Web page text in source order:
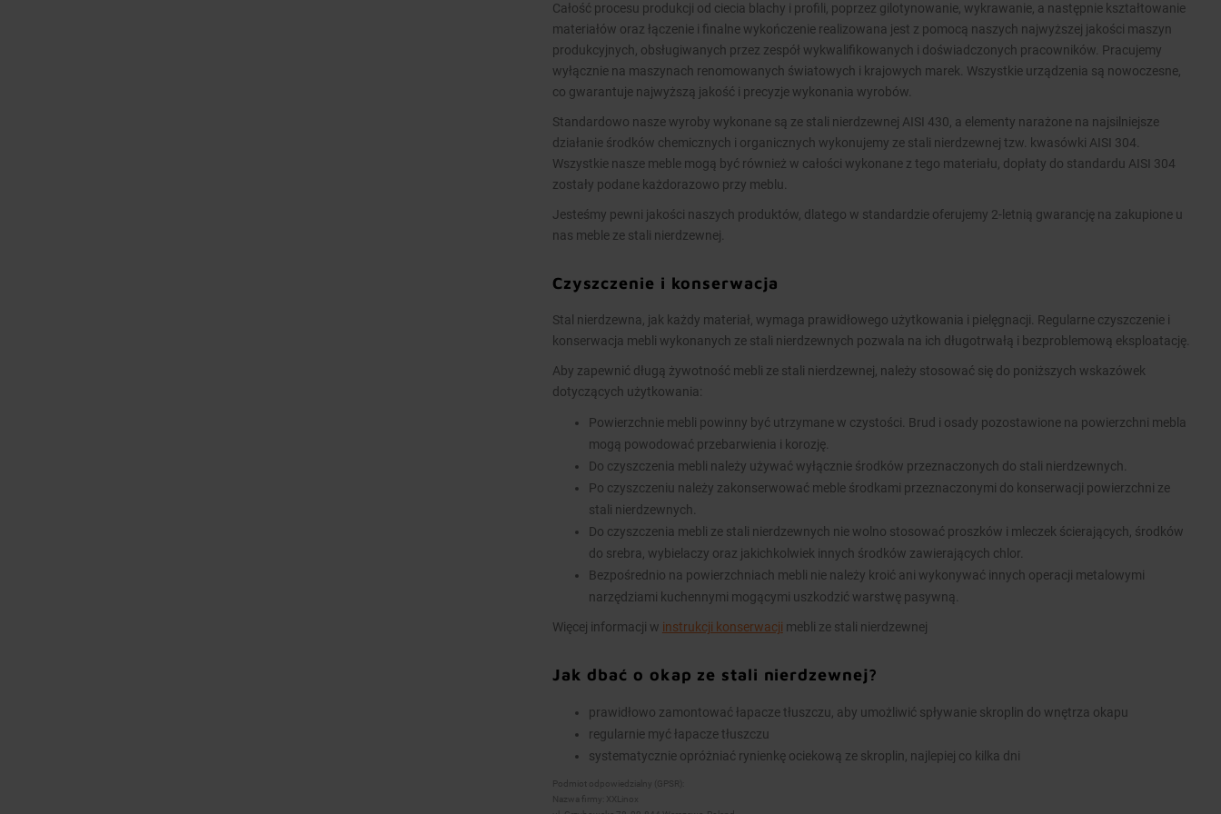
Całość procesu produkcji od ciecia blachy i profili, poprzez gilotynowanie, wykrawanie, a następnie kształtowanie
materiałów oraz łączenie i finalne wykończenie realizowana jest z pomocą naszych najwyższej jakości maszyn
produkcyjnych, obsługiwanych przez zespół wykwalifikowanych i doświadczonych pracowników. Pracujemy
wyłącznie na maszynach renomowanych światowych i krajowych marek. Wszystkie urządzenia są nowoczesne,
co gwarantuje najwyższą jakość i precyzje wykonania wyrobów.
Standardowo nasze wyroby wykonane są ze stali nierdzewnej AISI 430, a elementy narażone na najsilniejsze
działanie środków chemicznych i organicznych wykonujemy ze stali nierdzewnej tzw. kwasówki AISI 304.
Wszystkie nasze meble mogą być również w całości wykonane z tego materiału, dopłaty do standardu AISI 304
zostały podane każdorazowo przy meblu.
Jesteśmy pewni jakości naszych produktów, dlatego w standardzie oferujemy 2-letnią gwarancję na zakupione u
nas meble ze stali nierdzewnej.
Czyszczenie i konserwacja
Stal nierdzewna, jak każdy materiał, wymaga prawidłowego użytkowania i pielęgnacji. Regularne czyszczenie i
konserwacja mebli wykonanych ze stali nierdzewnych pozwala na ich długotrwałą i bezproblemową eksploatację.
Aby zapewnić długą żywotność mebli ze stali nierdzewnej, należy stosować się do poniższych wskazówek
dotyczących użytkowania:
Powierzchnie mebli powinny być utrzymane w czystości. Brud i osady pozostawione na powierzchni mebla
mogą powodować przebarwienia i korozję.
Do czyszczenia mebli należy używać wyłącznie środków przeznaczonych do stali nierdzewnych.
Po czyszczeniu należy zakonserwować meble środkami przeznaczonymi do konserwacji powierzchni ze
stali nierdzewnych.
Do czyszczenia mebli ze stali nierdzewnych nie wolno stosować proszków i mleczek ścierających, środków
do srebra, wybielaczy oraz jakichkolwiek innych środków zawierających chlor.
Bezpośrednio na powierzchniach mebli nie należy kroić ani wykonywać innych operacji metalowymi
narzędziami kuchennymi mogącymi uszkodzić warstwę pasywną.
Więcej informacji w instrukcji konserwacji mebli ze stali nierdzewnej
Jak dbać o okap ze stali nierdzewnej?
prawidłowo zamontować łapacze tłuszczu, aby umożliwić spływanie skroplin do wnętrza okapu
regularnie myć łapacze tłuszczu
systematycznie opróżniać rynienkę ociekową ze skroplin, najlepiej co kilka dni
Podmiot odpowiedzialny (GPSR):
Nazwa firmy: XXLinox